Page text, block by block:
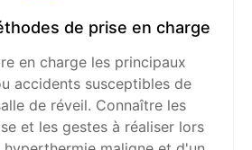
de prise en charge
en charge les principaux
accidents susceptibles de
de réveil. Connaître les
et les gestes à réaliser lors